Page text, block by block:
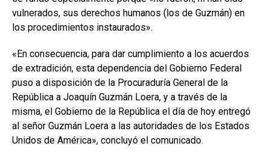
vulnerados, sus derechos humanos (los de Guzmán) en
los procedimientos instaurados».
«En consecuencia, para dar cumplimiento a los acuerdos
de extradición, esta dependencia del Gobierno Federal
puso a disposición de la Procuraduría General de la
República a Joaquín Guzmán Loera, y a través de la
misma, el Gobierno de la República el día de hoy entregó
al señor Guzmán Loera a las autoridades de los Estados
Unidos de América», concluyó el comunicado.